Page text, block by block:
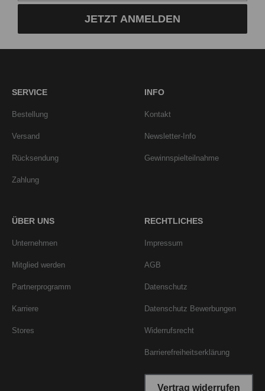
JETZT ANMELDEN
SERVICE
Bestellung
Versand
Rücksendung
Zahlung
INFO
Kontakt
Newsletter-Info
Gewinnspielteilnahme
ÜBER UNS
Unternehmen
Mitglied werden
Partnerprogramm
Karriere
Stores
RECHTLICHES
Impressum
AGB
Datenschutz
Datenschutz Bewerbungen
Widerrufsrecht
Barrierefreiheitserklärung
Vertrag widerrufen